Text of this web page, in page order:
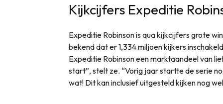
Kijkcijfers Expeditie
Expeditie Robinson is qua kijkcijfers grote
bekend dat er 1,334 miljoen kijkers
Expeditie Robinson een marktaandeel van
start”, stelt ze. “Vorig jaar startte de serie
wat! Dit kan inclusief uitgesteld kijken nog